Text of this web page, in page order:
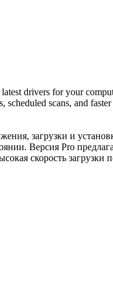
drivers for your
scans, and
загрузки и
Версия Pro
скорость загрузки